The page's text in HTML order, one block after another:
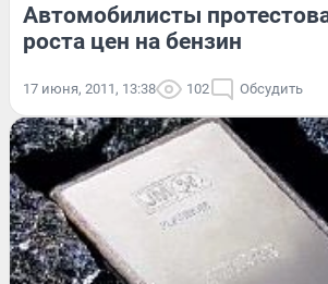
Автомобилисты
роста цен на бензин
17 июня, 2011, 13:38 102 Обсудить